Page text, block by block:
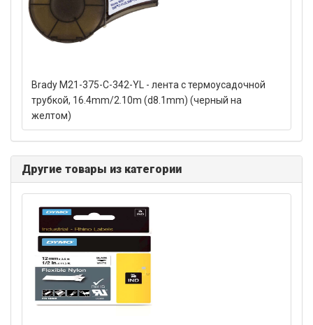
Brady M21-375-C-342-YL - лента с термоусадочной
трубкой, 16.4mm/2.10m (d8.1mm) (черный на
желтом)
Другие товары из категории